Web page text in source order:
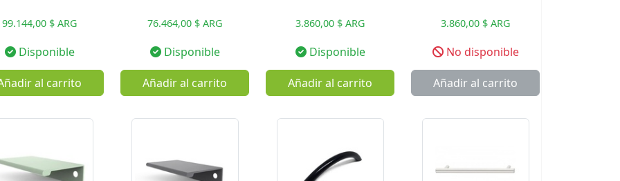
99.144,00 $ ARG
Disponible
al carrito
76.464,00 $ ARG
Disponible
Añadir al carrito
3.860,00 $ ARG
Disponible
Añadir al carrito
3.860,00 $ ARG
No disponible
Añadir al carrito